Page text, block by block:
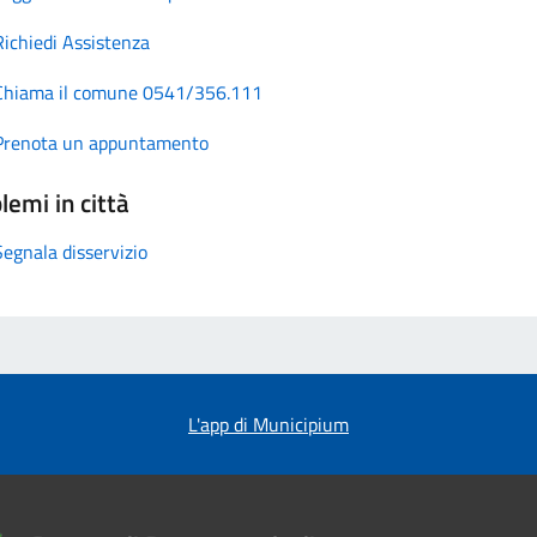
Assistenza
il comune 0541/356.111
un appuntamento
in città
disservizio
L'app di Municipium